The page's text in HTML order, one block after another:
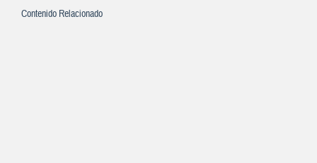
Contenido Relacionado